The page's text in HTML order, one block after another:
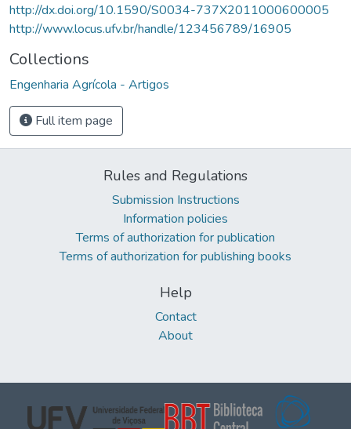
http://dx.doi.org/10.1590/S0034-737X2011000600005
http://www.locus.ufv.br/handle/123456789/16905
Collections
Engenharia Agrícola - Artigos
Full item page
Rules and Regulations
Submission Instructions
Information policies
Terms of authorization for publication
Terms of authorization for publishing books
Help
Contact
About